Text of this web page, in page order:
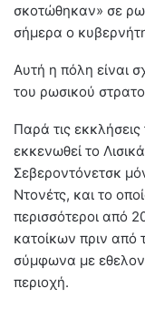
σκοτώθηκαν» σε
σήμερα ο
Αυτή η πόλη είναι
του ρωσικού
Παρά τις
εκκενωθεί το
Σεβεροντόνετσκ
Ντονέτς, και το
περισσότεροι από
κατοίκων πριν από
σύμφωνα με
περιοχή.